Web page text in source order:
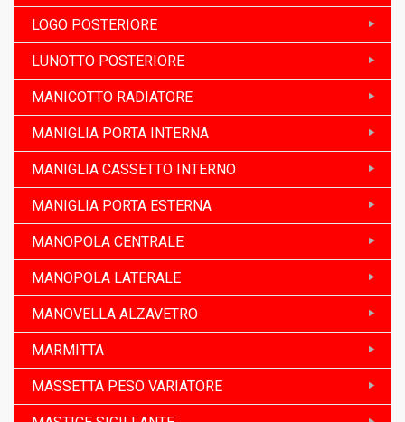
LOGO POSTERIORE
LUNOTTO POSTERIORE
MANICOTTO RADIATORE
MANIGLIA PORTA INTERNA
MANIGLIA CASSETTO INTERNO
MANIGLIA PORTA ESTERNA
MANOPOLA CENTRALE
MANOPOLA LATERALE
MANOVELLA ALZAVETRO
MARMITTA
MASSETTA PESO VARIATORE